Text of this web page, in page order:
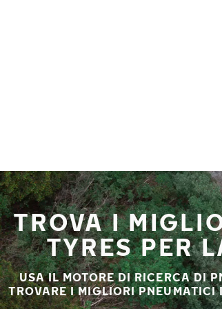
TROVA I
TYRES PER
USA IL MOTORE DI RICERCA DI
TROVARE I MIGLIORI